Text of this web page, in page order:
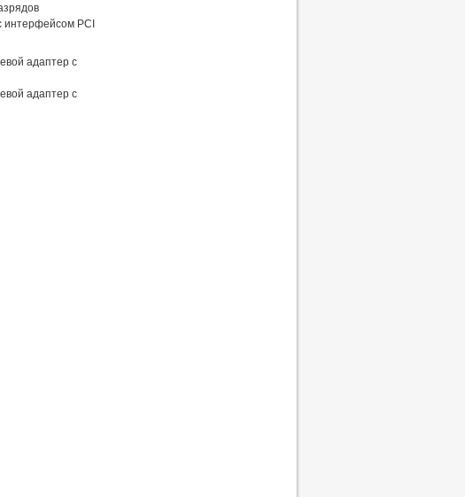
PCI
адаптер с
адаптер с